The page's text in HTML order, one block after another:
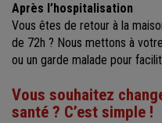
Après l’hospitalisation
Vous êtes de retour à la
de 72h ? Nous mettons à
ou un garde malade pour
Vous souhaitez
santé ? C’est simple !